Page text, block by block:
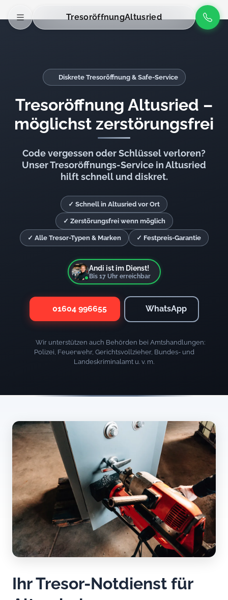
TresoröffnungAltusried
Diskrete Tresoröffnung & Safe-Service
Tresoröffnung Altusried –
möglichst zerstörungsfrei
Code vergessen oder Schlüssel verloren?
Unser Tresoröffnungs-Service in Altusried
hilft schnell und diskret.
✓ Schnell in Altusried vor Ort
✓ Zerstörungsfrei wenn möglich
✓ Alle Tresor-Typen & Marken ✓ Festpreis-Garantie
Andi ist im Dienst!
Bis 17Uhr erreichbar
01604 996655 WhatsApp
Wir unterstützen auch Behörden bei Amtshandlungen:
Polizei, Feuerwehr, Gerichtsvollzieher, Bundes- und
Landeskriminalamt u. v. m.
Ihr Tresor-Notdienst für